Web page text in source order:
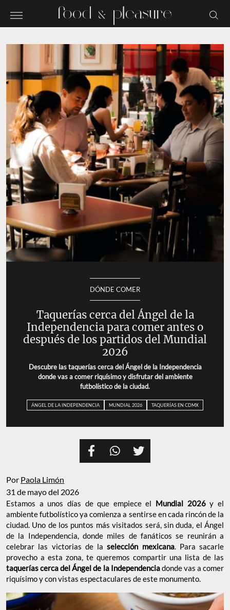
DÓNDE COMER
Taquerías cerca del Ángel de la
Independencia para comer antes o
después de los partidos del Mundial
2026
Descubre las taquerías cerca del Ángel de la Independencia
donde vas a comer riquísimo y disfrutar del ambiente
futbolístico de la ciudad.
ÁNGEL DE LA INDEPENDENCIA MUNDIAL 2026 TAQUERÍAS EN CDMX
Por Paola Limón
31 de mayo del 2026
Estamos a unos días de que empiece el Mundial 2026y el
ambiente futbolístico ya comienza a sentirse en cada rincón de la
ciudad. Uno de los puntos más visitados será, sin duda, el Ángel
de la Independencia, donde miles de fanáticos se reunirán a
celebrar las victorias de laselección mexicana. Para sacarle
provecho a esta zona, te queremos compartir una lista de las
taquerías cerca del Ángel de la Independenciadonde vas a comer
riquísimo y con vistas espectaculares de este monumento.